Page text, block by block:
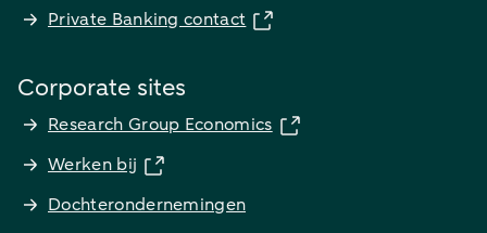
Private Banking contact
Corporate sites
Research Group Economics
Werken bij
Dochterondernemingen